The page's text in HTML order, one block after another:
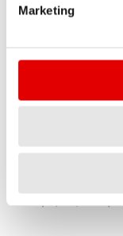
Marketing
WADY
• Nieco
bezwładność
konstrukcji.
• Nieco
szprychy i